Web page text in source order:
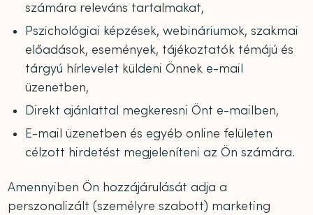
számára releváns tartalmakat,
Pszichológiai képzések, webináriumok, szakmai
előadások, események, tájékoztatók témájú és
tárgyú hírlevelet küldeni Önnek e-mail
üzenetben,
Direkt ajánlattal megkeresni Önt e-mailben,
E-mail üzenetben és egyéb online felületen
célzott hirdetést megjeleníteni az Ön számára.
Amennyiben Ön hozzájárulását adja a
perszonalizált (személyre szabott) marketing